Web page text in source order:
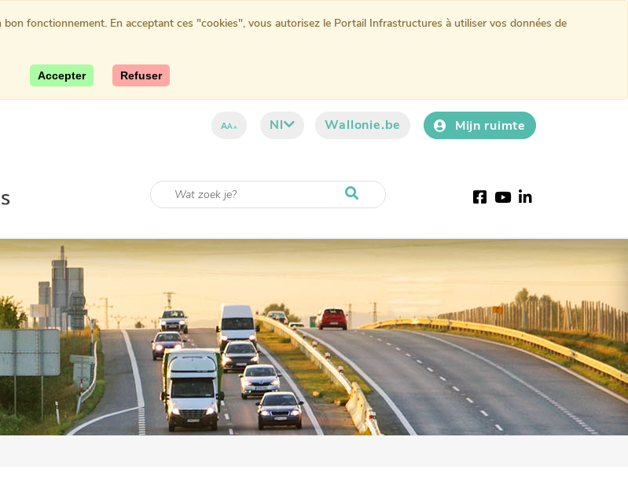
AAA Nl Wallonie.be Mijn ruimte
Facebook
YouTube
LinkedIn
fonctionnement. En acceptant ces "cookies", vous autorisez le Portail Infrastructures à utiliser vos données de
Accepter Refuser